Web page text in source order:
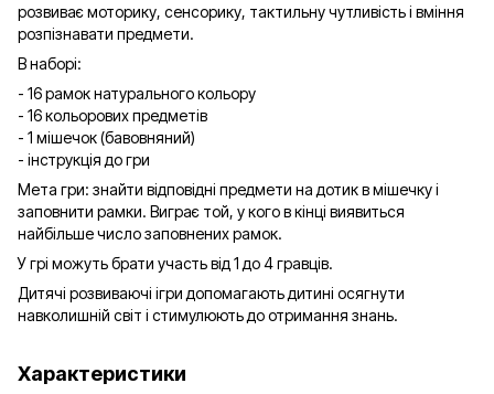
розвиває моторику, сенсорику, тактильну чутливість і вміння
розпізнавати предмети.
В наборі:
- 16 рамок натурального кольору
- 16 кольорових предметів
- 1 мішечок (бавовняний)
- інструкція до гри
Мета гри: знайти відповідні предмети на дотик в мішечку і
заповнити рамки. Виграє той, у кого в кінці виявиться
найбільше число заповнених рамок.
У грі можуть брати участь від 1 до 4 гравців.
Дитячі розвиваючі ігри допомагають дитині осягнути
навколишній світ і стимулюють до отримання знань.
Характеристики